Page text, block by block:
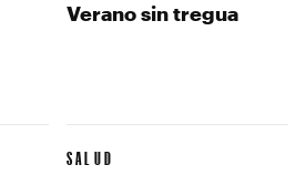
Verano sin tregua
SALUD